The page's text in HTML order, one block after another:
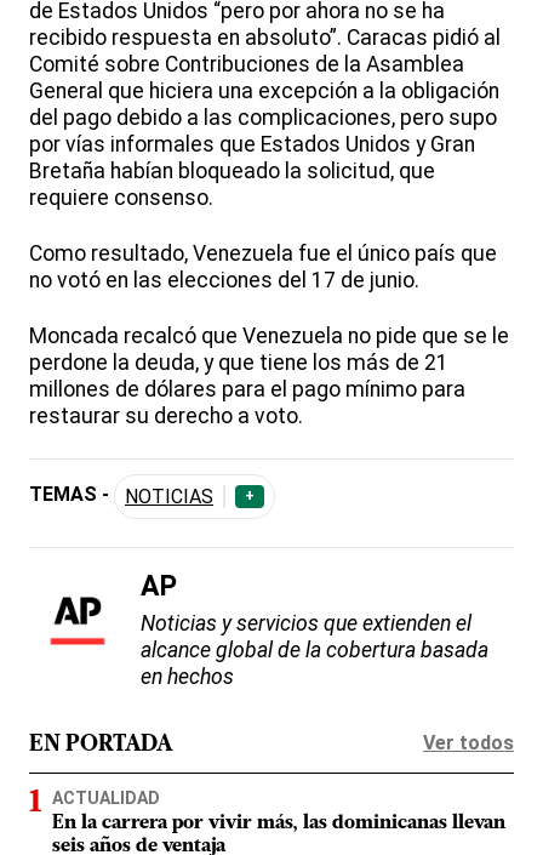
de Estados Unidos “pero por ahora no se ha
recibido respuesta en absoluto”. Caracas pidió al
Comité sobre Contribuciones de la Asamblea
General que hiciera una excepción a la obligación
del pago debido a las complicaciones, pero supo
por vías informales que Estados Unidos y Gran
Bretaña habían bloqueado la solicitud, que
requiere consenso.
Como resultado, Venezuela fue el único país que
no votó en las elecciones del 17 de junio.
Moncada recalcó que Venezuela no pide que se le
perdone la deuda, y que tiene los más de 21
millones de dólares para el pago mínimo para
restaurar su derecho a voto.
TEMAS - NOTICIAS +
AP
Noticias y servicios que extienden el
alcance global de la cobertura basada
en hechos
EN PORTADA Ver todos
ACTUALIDAD
En la carrera por vivir más, las dominicanas llevan
seis años de ventaja